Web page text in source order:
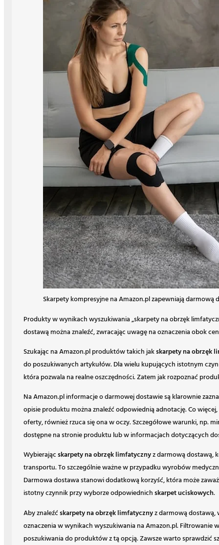
Skarpety kompresyjne na Amazon.pl zapewniają darmową
Produkty w wynikach wyszukiwania „skarpety na obrzęk
dostawą można znaleźć, zwracając uwagę na oznaczenia obok
Szukając na Amazon.pl produktów takich jakskarpety na obrzęk
do poszukiwanych artykułów. Dla wielu kupujących istotnym
która pozwala na realne oszczędności. Zatem jak rozpoznać
Na Amazon.pl informacje o darmowej dostawie są klarownie
opisie produktu można znaleźć odpowiednią adnotację. Co
oferty, również rzuca się ona w oczy. Szczegółowe warunki, np.
dostępne na stronie produktu lub w informacjach dotyczących
Wybierającskarpety na obrzęk limfatycznyz darmową dostawą,
transportu. To szczególnie ważne w przypadku wyrobów
Darmowa dostawa stanowi dodatkową korzyść, która może
istotny czynnik przy wyborze odpowiednichskarpet uciskowych.
Aby znaleźćskarpety na obrzęk limfatycznyz darmową dostawą,
oznaczenia w wynikach wyszukiwania na Amazon.pl. Filtrowanie
poszukiwania do produktów z tą opcją. Zawsze warto sprawdzić